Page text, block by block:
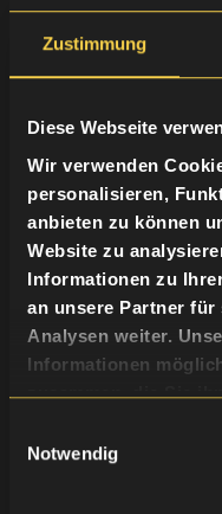
Zustimmung
Diese Webseite
Wir verwenden
personalisieren,
anbieten zu können
Website zu
Informationen zu
an unsere Partner für
Analysen weiter.
Informationen
zusammen, die Sie
gesammelt haben.
Notwendig